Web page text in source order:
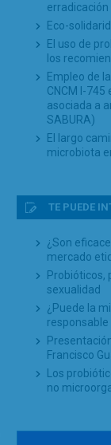
erradicación
Eco-
El uso de
los
Empleo de
CNCM I-745
asociada a
SABURA)
El largo
microbiota
TE PUEDE
¿Son
mercado
Probióticos,
sexualidad
¿Puede la
responsable
Francisco
Los
no